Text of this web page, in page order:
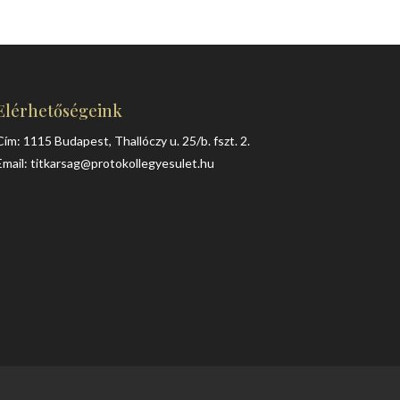
1115 Budapest, Thallóczy u. 25/b. fszt. 2.
titkarsag@protokollegyesulet.hu